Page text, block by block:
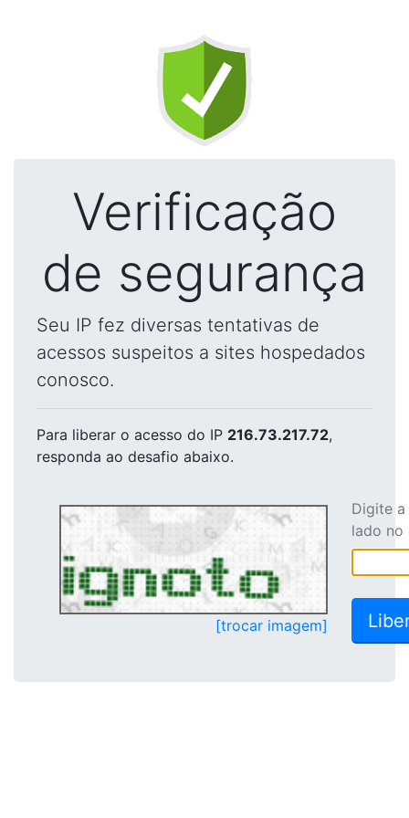
Verificação
de segurança
Seu IP fez diversas tentativas de
acessos suspeitos a sites hospedados
conosco.
Para liberar o acesso do IP 216.73.217.72,
responda ao desafio abaixo.
[trocar imagem]
Digite
lado no